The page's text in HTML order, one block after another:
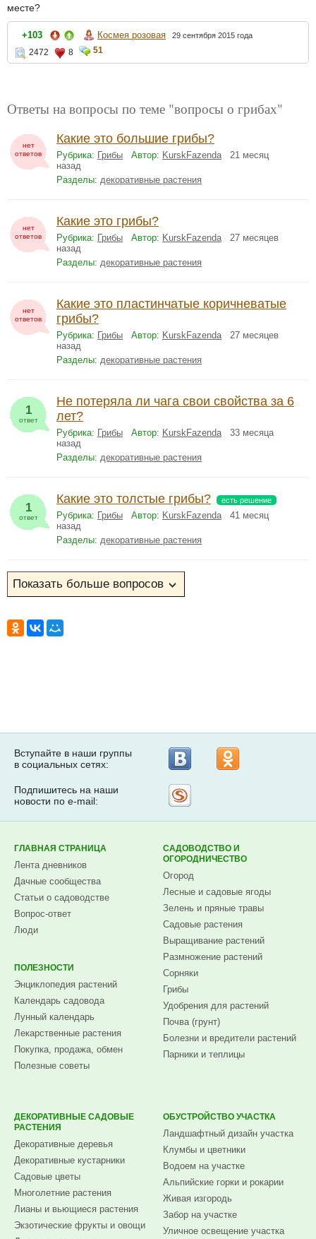
месте?
+103 Космея розовая 29 сентября 2015 года
2472 8 51
Ответы на вопросы по теме "вопросы о грибах"
нет
ответов
Какие это большие грибы?
Рубрика: Грибы Автор: KurskFazenda21 месяц
назад
Разделы: декоративные растения
нет
ответов
Какие это грибы?
Рубрика: Грибы Автор: KurskFazenda27 месяцев
назад
Разделы: декоративные растения
нет
ответов
Какие это пластинчатые коричневатые
грибы?
Рубрика: Грибы Автор: KurskFazenda27 месяцев
назад
Разделы: декоративные растения
1
ответ
Не потеряла ли чага свои свойства за 6
лет?
Рубрика: Грибы Автор: KurskFazenda33 месяца
назад
Разделы: декоративные растения
1
ответ
Какие это толстые грибы? есть решение
Рубрика: Грибы Автор: KurskFazenda41 месяц
назад
Разделы: декоративные растения
Вступайте в наши группы
в социальных сетях:
Подпишитесь на наши
новости по e-mail:
ГЛАВНАЯ СТРАНИЦА
Лента дневников
Дачные сообщества
Статьи о садоводстве
Вопрос-ответ
Люди
ПОЛЕЗНОСТИ
Энциклопедия растений
Календарь садовода
Лунный календарь
Лекарственные растения
Покупка, продажа, обмен
Полезные советы
САДОВОДСТВО И
ОГОРОДНИЧЕСТВО
Огород
Лесные и садовые ягоды
Зелень и пряные травы
Садовые растения
Выращивание растений
Размножение растений
Сорняки
Грибы
Удобрения для растений
Почва (грунт)
Болезни и вредители растений
Парники и теплицы
ДЕКОРАТИВНЫЕ САДОВЫЕ
РАСТЕНИЯ
Декоративные деревья
Декоративные кустарники
Садовые цветы
Многолетние растения
Лианы и вьющиеся растения
Экзотические фрукты и овощи
ОБУСТРОЙСТВО УЧАСТКА
Ландшафтный дизайн участка
Клумбы и цветники
Водоем на участке
Альпийские горки и рокарии
Живая изгородь
Забор на участке
Уличное освещение участка